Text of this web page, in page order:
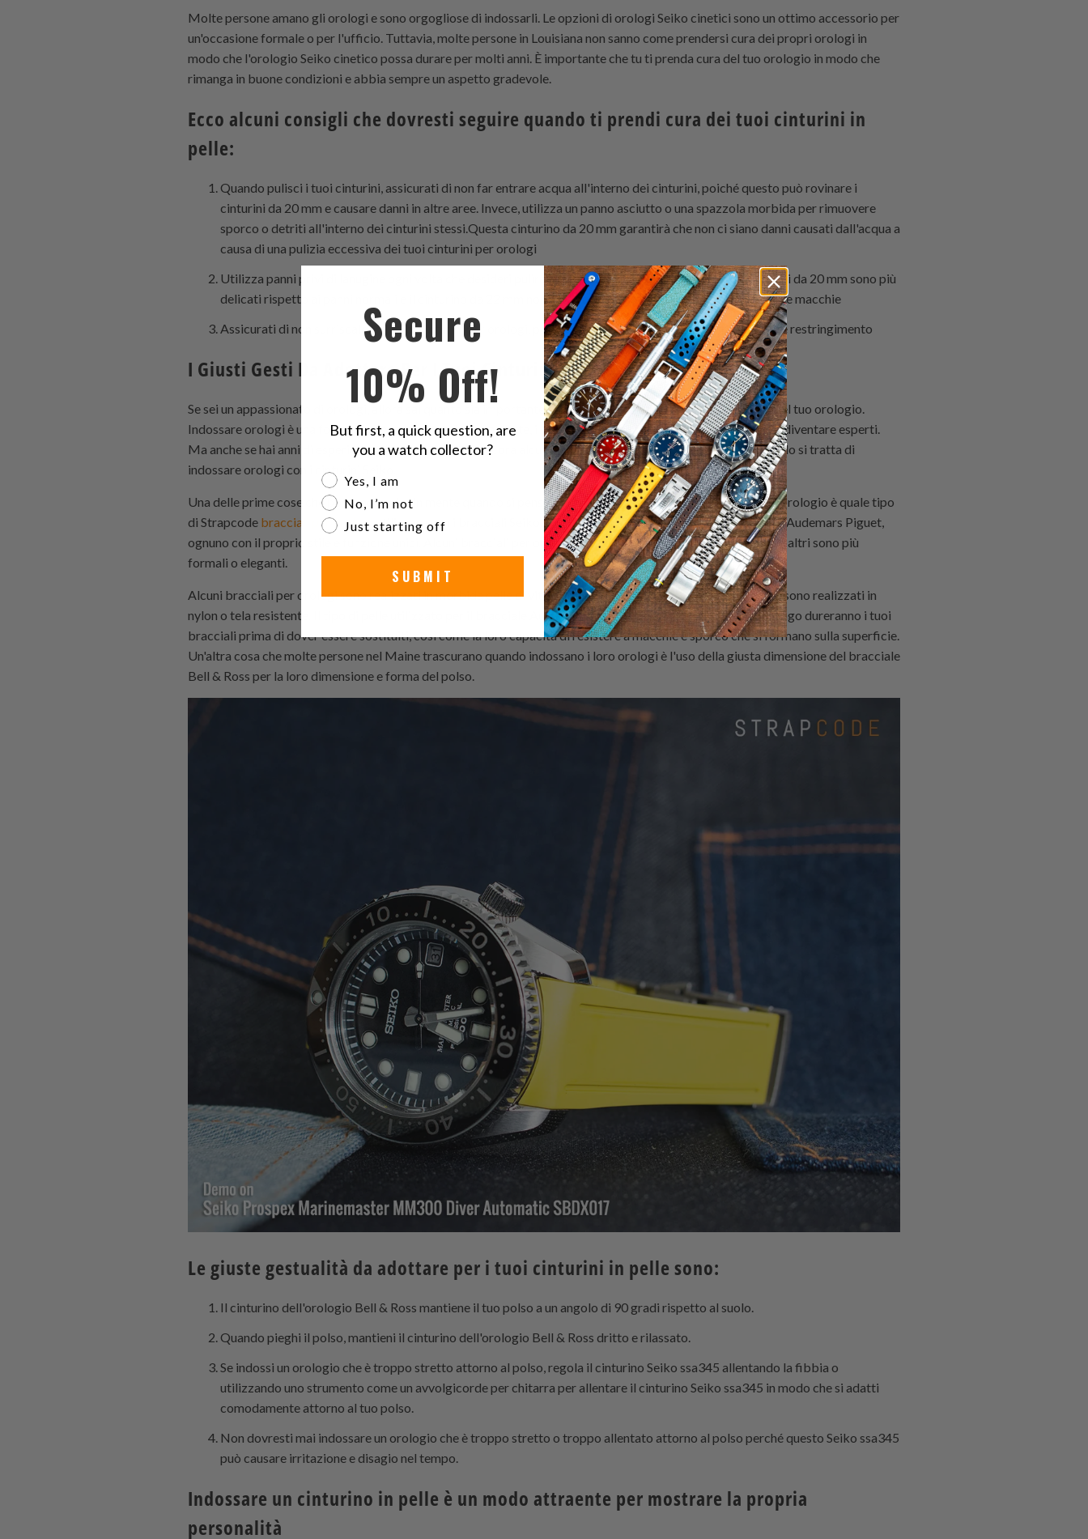
Molte persone amano gli orologi e sono orgogliose di indossarli. Le opzioni di orologi Seiko cinetici sono un ottimo accessorio per
un'occasione formale o per l'ufficio. Tuttavia, molte persone in Louisiana non sanno come prendersi cura dei propri orologi in
modo che l'orologio Seiko cinetico possa durare per molti anni. È importante che tu ti prenda cura del tuo orologio in modo che
rimanga in buone condizioni e abbia sempre un aspetto gradevole.
Ecco alcuni consigli che dovresti seguire quando ti prendi cura dei tuoi cinturini in
pelle:
Quando pulisci i tuoi cinturini, assicurati di non far entrare acqua all'interno dei cinturini, poiché questo può rovinare i
cinturini da 20 mm e causare danni in altre aree. Invece, utilizza un panno asciutto o una spazzola morbida per rimuovere
sporco o detriti all'interno dei cinturini stessi.Questa cinturino da 20 mm garantirà che non ci siano danni causati dall'acqua a
causa di una pulizia eccessiva dei tuoi cinturini per orologi
Utilizza panni privi di lanugine ogni volta che desideri pulire i tuoi cinturini in pelle, poiché questi cinturini da 20 mm sono più
delicati rispetto ai panni normali e il cinturino da 22 mm non lascerà residui dopo aver lavato via sporco e macchie
Assicurati di non surriscaldare i tuoi cinturini per orologi, poiché questo cinturino da 22 mm può causare restringimento
I Giusti Gesti Da Adottare Per I Tuoi Cinturini In Pelle
Se sei un appassionato di orologi, allora sai quanto sia importante un cinturino da 22 mm per prendersi cura del tuo orologio.
Indossare orologi è una forma d'arte e, come ogni forma d'arte, i cinturini Seiko richiedono anni di pratica per diventare esperti.
Ma anche se hai anni di esperienza alle spalle, ci sono ancora alcune cose che possono essere migliorate quando si tratta di
indossare orologi con i cinturini Seiko.
Una delle prime cose che possono venire in mente quando si pensa a come prendersi meglio cura del proprio orologio è quale tipo
di Strapcode bracciali per orologi utilizzare con i bracciali Seiko. Ci sono molti diversi tipi di bracciali in pelle Audemars Piguet,
ognuno con il proprio stile e funzione unici. Alcuni bracciali per orologi sono pensati per un uso casual, mentre altri sono più
formali o eleganti.
Alcuni bracciali per orologi sono realizzati in morbida pelle di vitello, mentre altri bracciali Audemars Piguet sono realizzati in
nylon o tela resistente. Il tipo di pelle utilizzato per il bracciale Audemars Piguet può determinare quanto a lungo dureranno i tuoi
bracciali prima di dover essere sostituiti, così come la loro capacità di resistere a macchie e sporco che si formano sulla superficie.
Un'altra cosa che molte persone nel Maine trascurano quando indossano i loro orologi è l'uso della giusta dimensione del bracciale
Bell & Ross per la loro dimensione e forma del polso.
Le giuste gestualità da adottare per i tuoi cinturini in pelle sono:
Il cinturino dell'orologio Bell & Ross mantiene il tuo polso a un angolo di 90 gradi rispetto al suolo.
Quando pieghi il polso, mantieni il cinturino dell'orologio Bell & Ross dritto e rilassato.
Se indossi un orologio che è troppo stretto attorno al polso, regola il cinturino Seiko ssa345 allentando la fibbia o
utilizzando uno strumento come un avvolgicorde per chitarra per allentare il cinturino Seiko ssa345 in modo che si adatti
comodamente attorno al tuo polso.
Non dovresti mai indossare un orologio che è troppo stretto o troppo allentato attorno al polso perché questo Seiko ssa345
può causare irritazione e disagio nel tempo.
Indossare un cinturino in pelle è un modo attraente per mostrare la propria
personalità
Secure
10% Off!
But first, a quick question, are
you a watch collector?
Are you a watch collector?
Yes, I am
No, I’m not
Just starting off
SUBMIT